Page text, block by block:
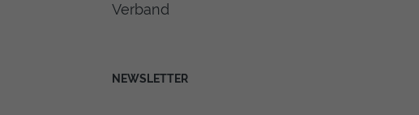
Verband
NEWSLETTER